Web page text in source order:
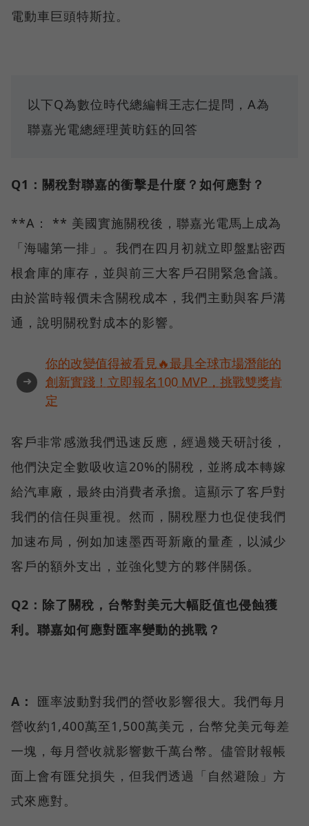
電動車巨頭特斯拉。
以下Q為數位時代總編輯王志仁提問，A為
聯嘉光電總經理黃昉鈺的回答
Q1：關稅對聯嘉的衝擊是什麼？如何應對？
**A： ** 美國實施關稅後，聯嘉光電馬上成為
「海嘯第一排」。我們在四月初就立即盤點密西
根倉庫的庫存，並與前三大客戶召開緊急會議。
由於當時報價未含關稅成本，我們主動與客戶溝
通，說明關稅對成本的影響。
➜
你的改變值得被看見🔥最具全球市場潛能的
創新實踐！立即報名100 MVP，挑戰雙獎肯
定
客戶非常感激我們迅速反應，經過幾天研討後，
他們決定全數吸收這20%的關稅，並將成本轉嫁
給汽車廠，最終由消費者承擔。這顯示了客戶對
我們的信任與重視。然而，關稅壓力也促使我們
加速布局，例如加速墨西哥新廠的量產，以減少
客戶的額外支出，並強化雙方的夥伴關係。
Q2：除了關稅，台幣對美元大幅貶值也侵蝕獲
利。聯嘉如何應對匯率變動的挑戰？
A：
匯率波動對我們的營收影響很大。我們每月
營收約1,400萬至1,500萬美元，台幣兌美元每差
一塊，每月營收就影響數千萬台幣。儘管財報帳
面上會有匯兌損失，但我們透過「自然避險」方
式來應對。